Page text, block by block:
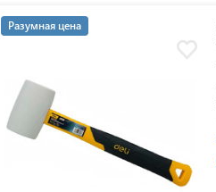
Разумная цена